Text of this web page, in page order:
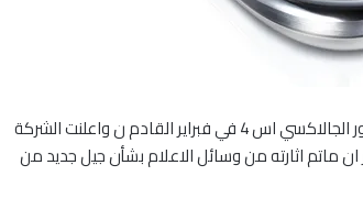
وضعت سامسونج حدود للشائعات التي انطلقت أمس بشأن ظهور الجالاكسي اس 4 في فبراير القادم ن واعلنت الشركة
ماتم اثارته من وسائل الاعلام بشأن جيل جديد من